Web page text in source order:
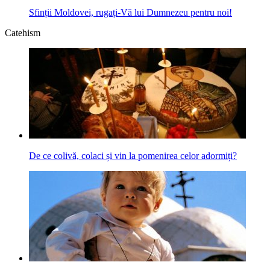
Sfinții Moldovei, rugați-Vă lui Dumnezeu pentru noi!
Catehism
De ce colivă, colaci și vin la pomenirea celor adormiți?